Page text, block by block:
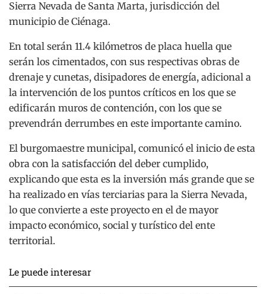
Sierra Nevada de Santa Marta, jurisdicción del
municipio de Ciénaga.
En total serán 11.4 kilómetros de placa huella que
serán los cimentados, con sus respectivas obras de
drenaje y cunetas, disipadores de energía, adicional a
la intervención de los puntos críticos en los que se
edificarán muros de contención, con los que se
prevendrán derrumbes en este importante camino.
El burgomaestre municipal, comunicó el inicio de esta
obra con la satisfacción del deber cumplido,
explicando que esta es la inversión más grande que se
ha realizado en vías terciarias para la Sierra Nevada,
lo que convierte a este proyecto en el de mayor
impacto económico, social y turístico del ente
territorial.
Le puede interesar